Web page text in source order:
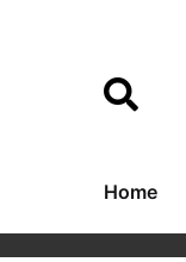
Home